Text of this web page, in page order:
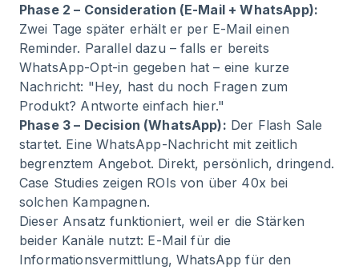
Phase 2 – Consideration (E-Mail + WhatsApp):
Zwei Tage später erhält er per E-Mail einen
Reminder. Parallel dazu – falls er bereits
WhatsApp-Opt-in gegeben hat – eine kurze
Nachricht: "Hey, hast du noch Fragen zum
Produkt? Antworte einfach hier."
Phase 3 – Decision (WhatsApp): Der Flash Sale
startet. Eine WhatsApp-Nachricht mit zeitlich
begrenztem Angebot. Direkt, persönlich, dringend.
Case Studies zeigen ROIs von über 40xbei
solchen Kampagnen.
Dieser Ansatz funktioniert, weil er die Stärken
beider Kanäle nutzt: E-Mail für die
Informationsvermittlung, WhatsApp für den